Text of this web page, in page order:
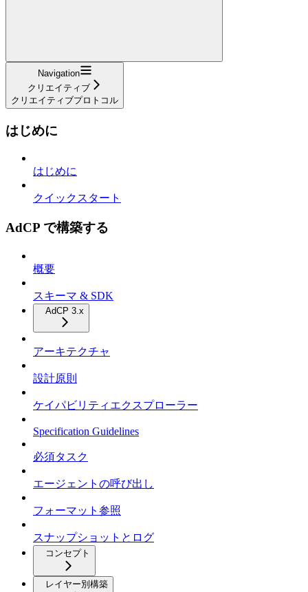
Navigation
クリエイティブ
クリエイティブプロトコル
はじめに
はじめに
クイックスタート
AdCP で構築する
概要
スキーマ & SDK
AdCP 3.x
アーキテクチャ
設計原則
ケイパビリティエクスプローラー
Specification Guidelines
必須タスク
エージェントの呼び出し
フォーマット参照
スナップショットとログ
コンセプト
レイヤー別構築